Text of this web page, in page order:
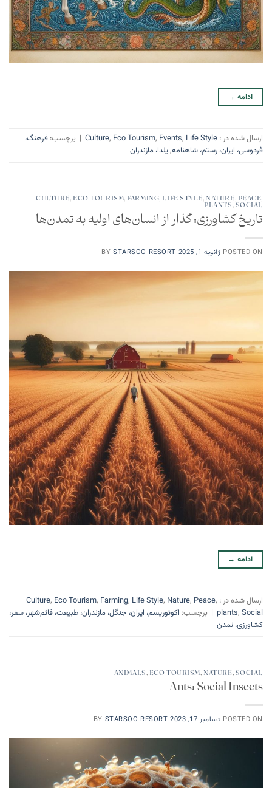
ادامه →
ارسال شده در : Culture, Eco Tourism, Events, Life Style
| برچسب: فرهنگ،
فردوسی، ایران، رستم، شاهنامه,یلدا، مازندران
CULTURE, ECO TOURISM, FARMING, LIFE STYLE, NATURE, PEACE,
PLANTS,SOCIAL
تاریخ کشاورزی: گذار از انسان‌های اولیه به تمدن‌ها
POSTED ON ژانویه 1, 2025 BYSTARSOO RESORT
ادامه →
ارسال شده در : Culture, Eco Tourism, Farming, Life Style, Nature, Peace,
plants, Social
| برچسب: اکوتوریسم، ایران، جنگل، مازندران، طبیعت، قائم‌شهر، سفر،
کشاورزی، تمدن
ANIMALS, ECO TOURISM, NATURE,SOCIAL
Ants: Social Insects
POSTED ON دسامبر 17, 2023 BY STARSOO RESORT